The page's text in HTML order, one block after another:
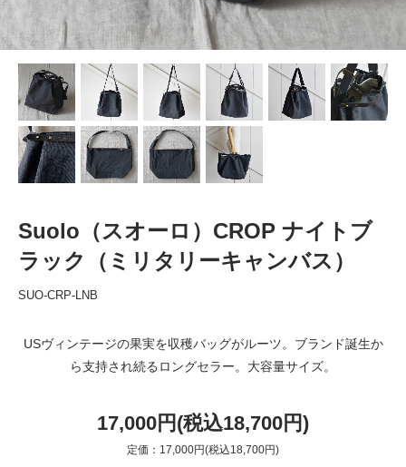
Suolo（スオーロ）CROP ナイトブ
ラック（ミリタリーキャンバス）
SUO-CRP-LNB
USヴィンテージの果実を収穫バッグがルーツ。ブランド誕生か
ら支持され続るロングセラー。大容量サイズ。
17,000円(税込18,700円)
定価：17,000円(税込18,700円)